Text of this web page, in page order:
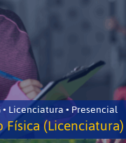
Licenciatura • Presencial
Física (Licenciatura)